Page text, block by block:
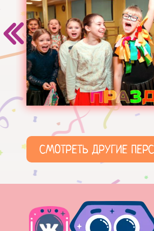
СМОТРЕТЬ ДРУГИЕ